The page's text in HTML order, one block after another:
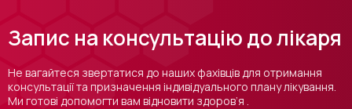
Запис на консультацію до лікаря
Не вагайтеся звертатися до наших фахівців для отримання
консультації та призначення індивідуального плану лікування.
Ми готові допомогти вам відновити здоров’я .